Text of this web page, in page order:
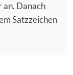
an. Danach
Satzzeichen